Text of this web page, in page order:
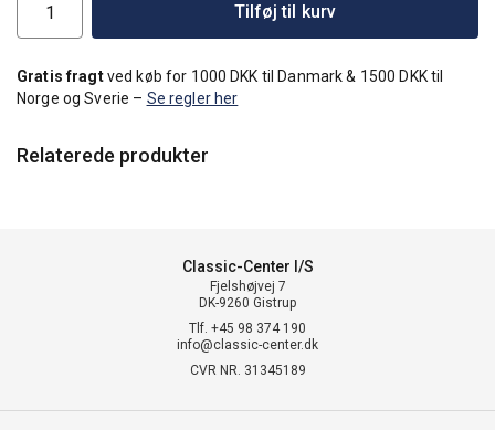
Tilføj til kurv
Gratis fragtved køb for 1000 DKK til Danmark & 1500 DKK til
Norge og Sverie – Se regler her
Relaterede produkter
Classic-Center I/S
Fjelshøjvej 7
DK-9260 Gistrup
Tlf. +45 98 374 190
info@classic-center.dk
CVR NR. 31345189